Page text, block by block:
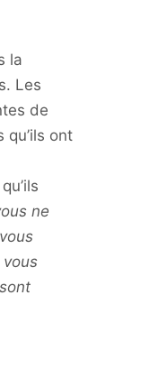
la
Les
de
ont
ne
vous